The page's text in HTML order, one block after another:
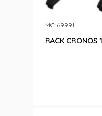
RACK CRONOS
MC: 69991